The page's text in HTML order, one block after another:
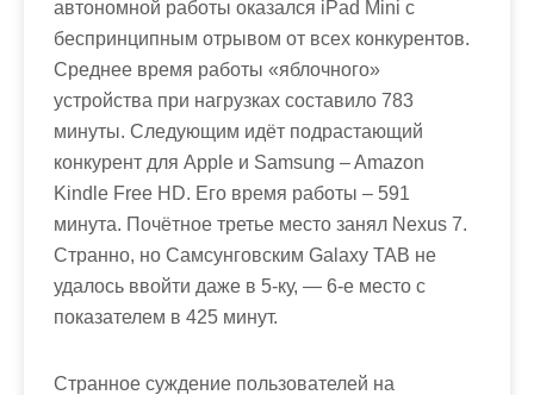
автономной работы оказался iPad Mini с
беспринципным отрывом от всех конкурентов.
Среднее время работы «яблочного»
устройства при нагрузках составило 783
минуты. Следующим идёт подрастающий
конкурент для Apple и Samsung – Amazon
Kindle Free HD. Его время работы – 591
минута. Почётное третье место занял Nexus 7.
Странно, но Самсунговским Galaxy TAB не
удалось ввойти даже в 5-ку, — 6-е место с
показателем в 425 минут.
Странное суждение пользователей на